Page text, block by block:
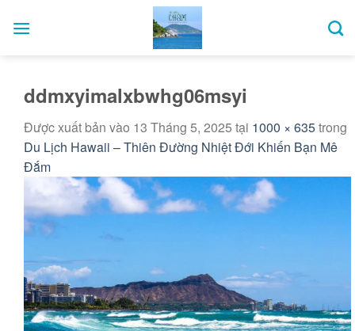
qua
ddmxyimalxbwhg06msyi
Được xuất bản vào 13 Tháng 5, 2025 tại 1000 × 635trong
Du Lịch Hawaii – Thiên Đường Nhiệt Đới Khiến Bạn Mê
Đắm